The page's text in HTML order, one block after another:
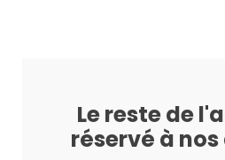
Le reste de
réservé à